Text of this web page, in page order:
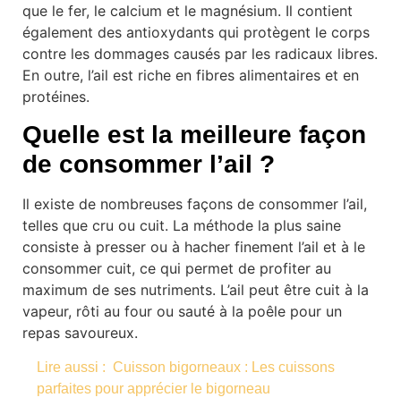
que le fer, le calcium et le magnésium. Il contient
également des antioxydants qui protègent le corps
contre les dommages causés par les radicaux libres.
En outre, l’ail est riche en fibres alimentaires et en
protéines.
Quelle est la meilleure façon
de consommer l’ail ?
Il existe de nombreuses façons de consommer l’ail,
telles que cru ou cuit. La méthode la plus saine
consiste à presser ou à hacher finement l’ail et à le
consommer cuit, ce qui permet de profiter au
maximum de ses nutriments. L’ail peut être cuit à la
vapeur, rôti au four ou sauté à la poêle pour un
repas savoureux.
Lire aussi : Cuisson bigorneaux : Les cuissons
parfaites pour apprécier le bigorneau